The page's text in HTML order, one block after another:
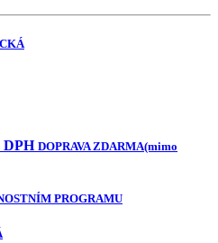
DPH DOPRAVA ZDARMA(mimo
PROGRAMU